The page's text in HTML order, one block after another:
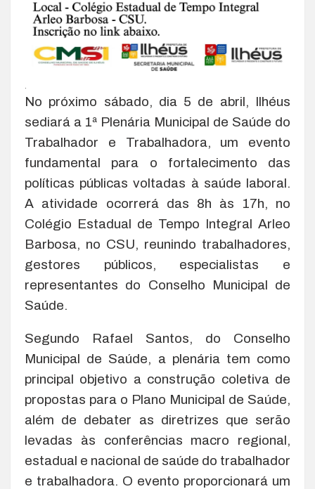
No próximo sábado, dia 5 de abril, Ilhéus
sediará a 1ª Plenária Municipal de Saúde do
Trabalhador e Trabalhadora, um evento
fundamental para o fortalecimento das
políticas públicas voltadas à saúde laboral.
A atividade ocorrerá das 8h às 17h, no
Colégio Estadual de Tempo Integral Arleo
Barbosa, no CSU, reunindo trabalhadores,
gestores públicos, especialistas e
representantes do Conselho Municipal de
Saúde.
Segundo Rafael Santos, do Conselho
Municipal de Saúde, a plenária tem como
principal objetivo a construção coletiva de
propostas para o Plano Municipal de Saúde,
além de debater as diretrizes que serão
levadas às conferências macro regional,
estadual e nacional de saúde do trabalhador
e trabalhadora. O evento proporcionará um